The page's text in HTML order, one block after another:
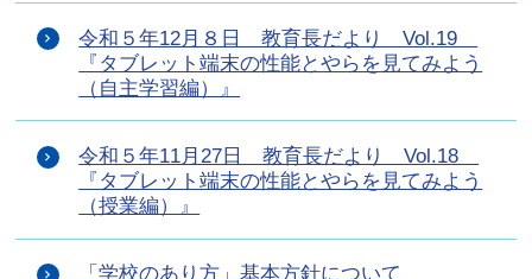
令和５年12月８日 教育長だより Vol.19
『タブレット端末の性能とやらを見てみよう
（自主学習編）』
令和５年11月27日 教育長だより Vol.18
『タブレット端末の性能とやらを見てみよう
（授業編）』
「学校のあり方」基本方針について